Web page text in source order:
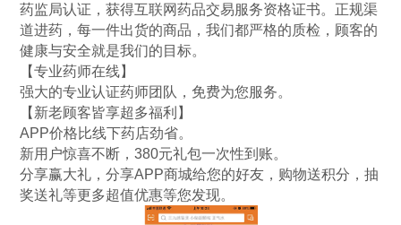
药监局认证，获得互联网药品交易服务资格证书。正规渠
道进药，每一件出货的商品，我们都严格的质检，顾客的
健康与安全就是我们的目标。
【专业药师在线】
强大的专业认证药师团队，免费为您服务。
【新老顾客皆享超多福利】
APP价格比线下药店劲省。
新用户惊喜不断，380元礼包一次性到账。
分享赢大礼，分享APP商城给您的好友，购物送积分，抽
奖送礼等更多超值优惠等您发现。